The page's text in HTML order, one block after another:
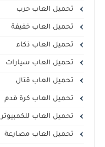
تحميل العاب حرب
تحميل العاب خفيفة
تحميل العاب ذكاء
تحميل العاب سيارات
تحميل العاب قتال
تحميل العاب كرة قدم
تحميل العاب للكمبيوتر
تحميل العاب مصارعة